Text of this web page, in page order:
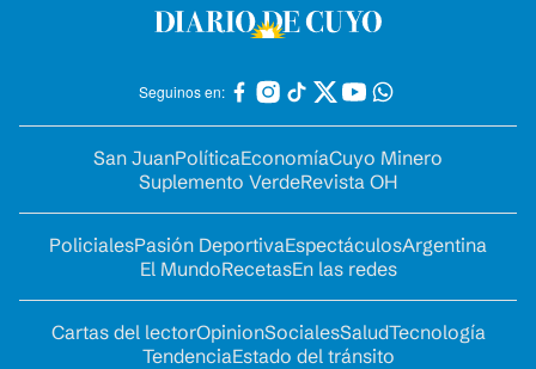
Seguinos en:
San JuanPolíticaEconomíaCuyo Minero
Suplemento VerdeRevista OH
PolicialesPasión DeportivaEspectáculosArgentina
El MundoRecetasEn las redes
Cartas del lectorOpinionSocialesSaludTecnología
TendenciaEstado del tránsito